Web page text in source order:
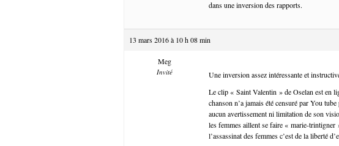
dans une inversion des rapports.
13 mars 2016 à 10 h 08 min
Meg
Invité
Une inversion assez intéressante et
Le clip « Saint Valentin » de Oselan est en
chanson n’a jamais été censuré par You
aucun avertissement ni limitation de son
les femmes aillent se faire « marie-
l’assassinat des femmes c’est de la liberté